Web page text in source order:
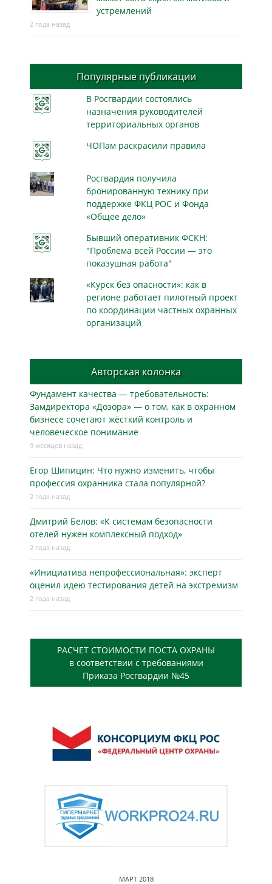
устремлений
2 года назад
Популярные публикации
В Росгвардии состоялись
назначения руководителей
территориальных органов
ЧОПам раскрасили правила
Росгвардия получила
бронированную технику при
поддержке ФКЦ РОС и Фонда
«Общее дело»
Бывший оперативник ФСКН:
"Проблема всей России — это
показушная работа"
«Курск без опасности»: как в
регионе работает пилотный проект
по координации частных охранных
организаций
Авторская колонка
Фундамент качества — требовательность:
Замдиректора «Дозора» — о том, как в охранном
бизнесe сочетают жёсткий контроль и
человеческое понимание
9 месяцев назад
Егор Шипицин: Что нужно изменить, чтобы
профессия охранника стала популярной?
2 года назад
Дмитрий Белов: «К системам безопасности
отелей нужен комплексный подход»
2 года назад
«Инициатива непрофессиональная»: эксперт
оценил идею тестирования детей на экстремизм
2 года назад
РАСЧЕТ СТОИМОСТИ ПОСТА ОХРАНЫ
в соответствии с требованиями
Приказа Росгвардии №45
МАРТ 2018